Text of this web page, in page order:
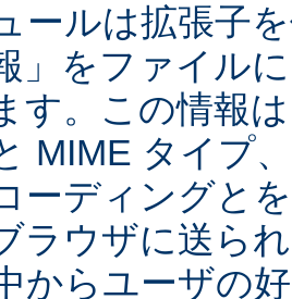
ールは拡張子
」をファイル
す。この情報
MIME タイプ
ーディングと
ラウザに送ら
からユーザの